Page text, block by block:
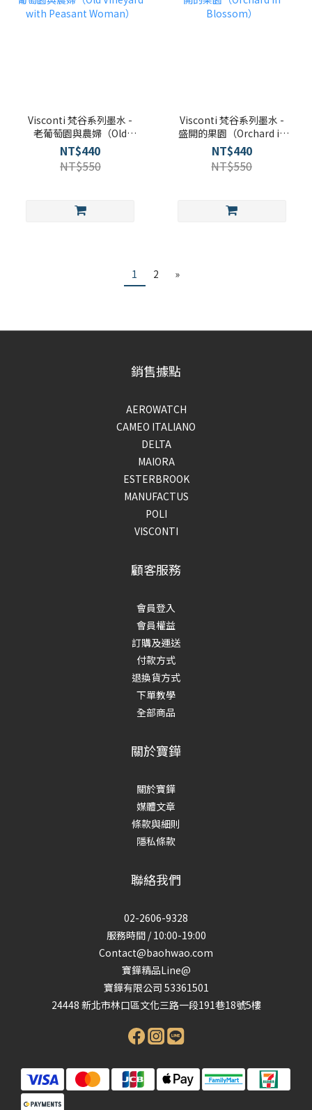
Visconti 梵谷系列墨水 -
老葡萄園與農婦（Old
Vineyard with Peasant
Woman）
NT$440
NT$550
Visconti 梵谷系列墨水 -
盛開的果園（Orchard in
Blossom）
NT$440
NT$550
1 2 »
銷售據點
AEROWATCH
CAMEO ITALIANO
DELTA
MAIORA
ESTERBROOK
MANUFACTUS
POLI
VISCONTI
顧客服務
會員登入
會員權益
訂購及運送
付款方式
退換貨方式
下單教學
全部商品
關於寶鏵
關於寶鏵
媒體文章
條款與細則
隱私條款
聯絡我們
02-2606-9328
服務時間 / 10:00-19:00
Contact@baohwao.com
寶鏵精品Line@
寶鏵有限公司 53361501
24448 新北市林口區文化三路一段191巷18號5樓